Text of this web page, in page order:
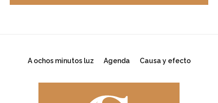
A ochos minutos luz Agenda Causa y efecto